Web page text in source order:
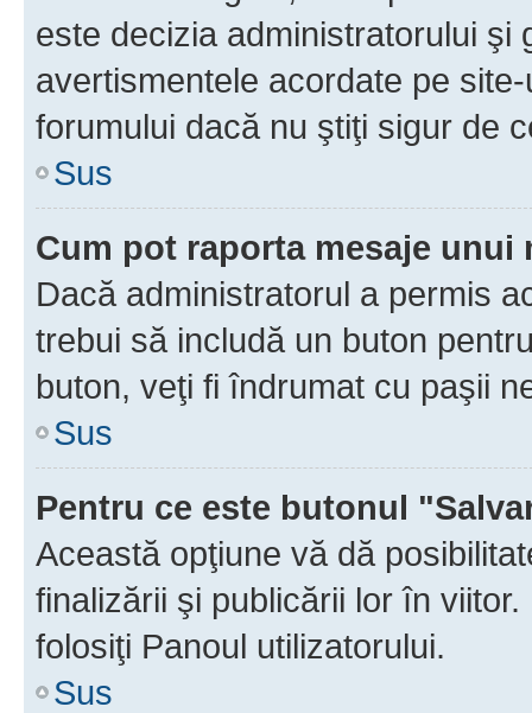
este decizia administratorului şi
avertismentele acordate pe
forumului dacă nu ştiţi sigur de
Sus
Cum pot raporta mesaje unui
Dacă administratorul a permis
trebui să includă un buton
buton, veţi fi îndrumat cu paşii
Sus
Pentru ce este butonul
Această opţiune vă dă
finalizării şi publicării lor în
folosiţi Panoul utilizatorului.
Sus